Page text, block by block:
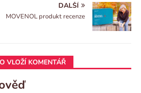
DALŠÍ
MOVENOL produkt recenze
VLOŽÍ KOMENTÁŘ